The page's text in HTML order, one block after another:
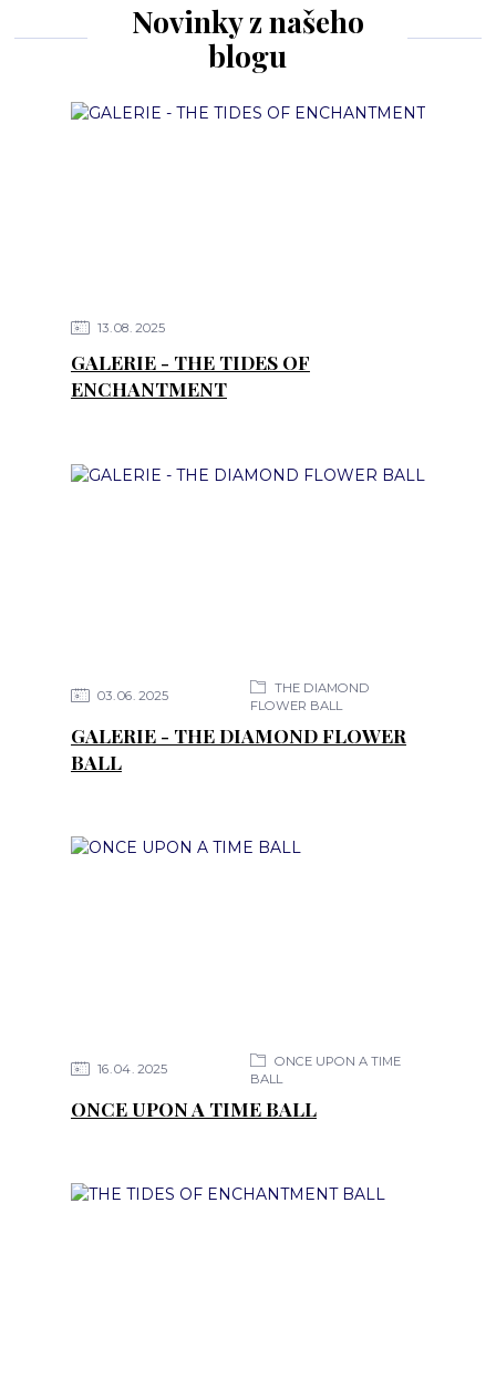
Novinky z našeho
blogu
13 08 2025
GALERIE - THE TIDES OF
ENCHANTMENT
03 06 2025
THE DIAMOND
FLOWER BALL
GALERIE - THE DIAMOND FLOWER
BALL
16 04 2025
ONCE UPON A TIME
BALL
ONCE UPON A TIME BALL